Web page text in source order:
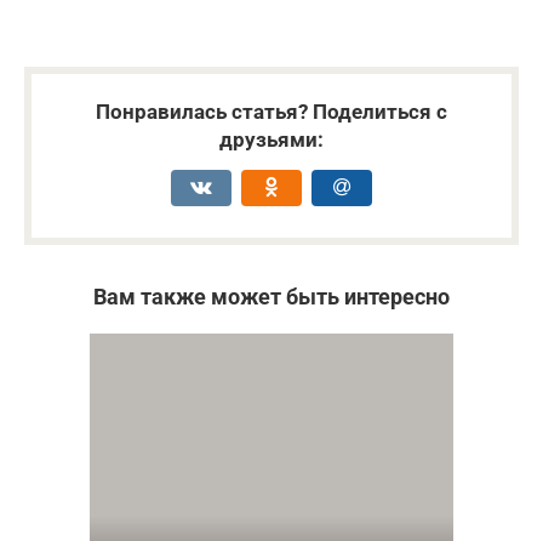
Понравилась статья? Поделиться с
друзьями:
Вам также может быть интересно